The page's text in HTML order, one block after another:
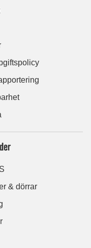
& dörrar